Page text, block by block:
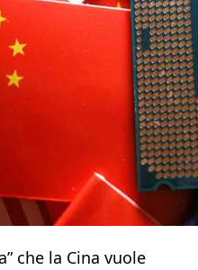
che la Cina vuole